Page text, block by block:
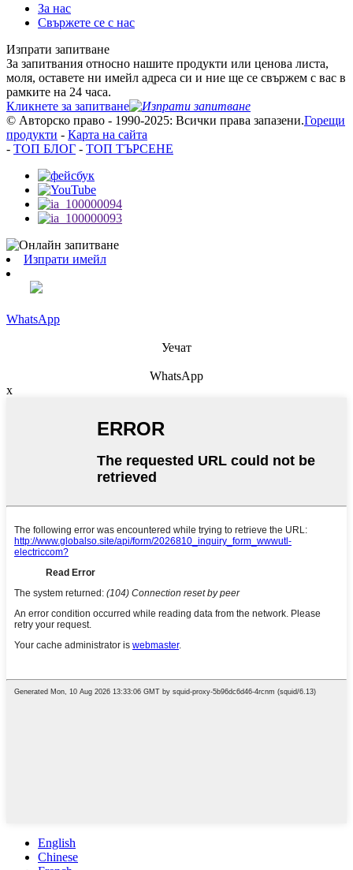
За нас
Свържете се с нас
Изпрати запитване
За запитвания относно нашите продукти или ценова листа,
моля, оставете ни имейл адреса си и ние ще се свържем с вас в
рамките на 24 часа.
Кликнете за запитване
© Авторско право - 1990-2025: Всички права запазени.Горещи
продукти - Карта на сайта
- ТОП БЛОГ - ТОП ТЪРСЕНЕ
Изпрати имейл
WhatsApp
Уечат
WhatsApp
x
English
Chinese